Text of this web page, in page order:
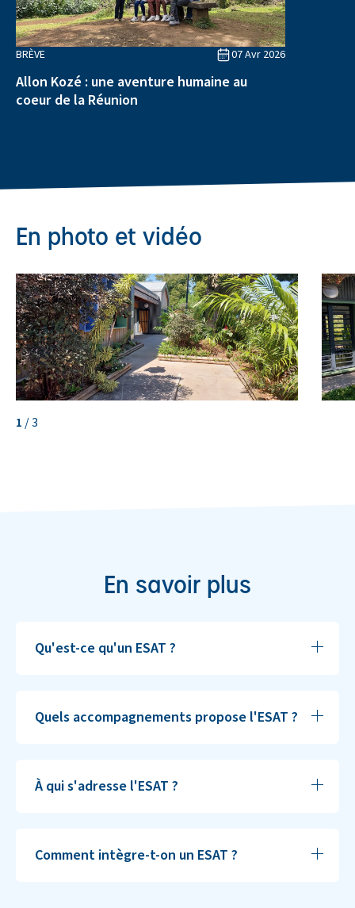
BRÈVE 07 Avr 2026
Allon Kozé : une aventure humaine au
coeur de la Réunion
En photo et vidéo
1 /3
En savoir plus
Qu'est-ce qu'un ESAT ?
Quels accompagnements propose l'ESAT ?
À qui s'adresse l'ESAT ?
Comment intègre-t-on un ESAT ?